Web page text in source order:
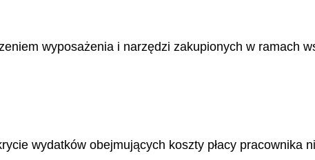
wyposażenia i narzędzi zakupionych w ramach
wydatków obejmujących koszty płacy pracownika